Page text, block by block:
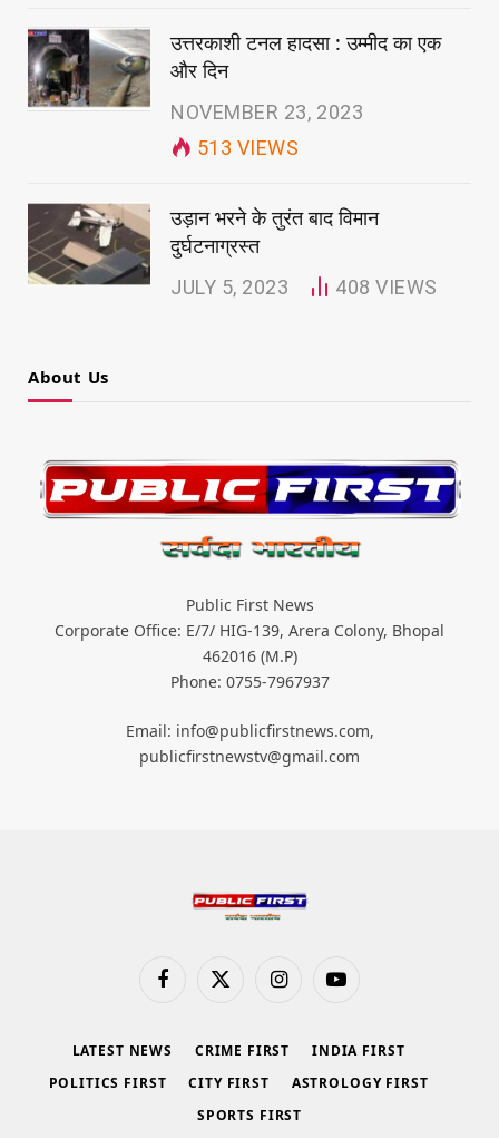
उत्तरकाशी टनल हादसा : उम्मीद का एक
और दिन
NOVEMBER 23, 2023
513 VIEWS
उड़ान भरने के तुरंत बाद विमान
दुर्घटनाग्रस्त
JULY 5, 2023 408VIEWS
About Us
Public First News
Corporate Office: E/7/ HIG-139, Arera Colony, Bhopal
462016 (M.P)
Phone: 0755-7967937
Email: info@publicfirstnews.com,
publicfirstnewstv@gmail.com
FacebookX
InstagramYouTube
LATEST NEWS CRIME FIRST
INDIA FIRST
POLITICS FIRST
CITY FIRST
ASTROLOGY FIRST
SPORTS FIRST